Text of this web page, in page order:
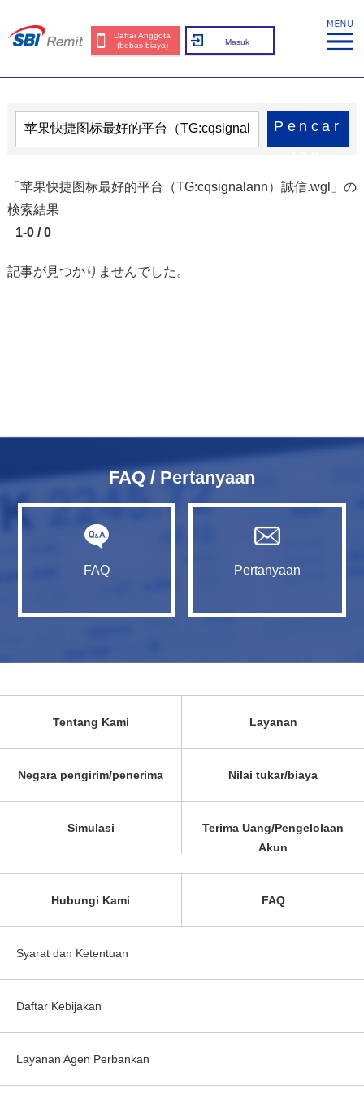
Daftar Anggota
(bebas biaya)
Masuk
Pencar
「苹果快捷图标最好的平台（TG:cqsignalann）誠信.wgl」の
検索結果
1-0 / 0
記事が見つかりませんでした。
FAQ / Pertanyaan
FAQ Pertanyaan
Tentang Kami Layanan
Negara pengirim/penerima Nilai tukar/biaya
Simulasi
Terima Uang/Pengelolaan
Akun
Hubungi Kami FAQ
Syarat dan Ketentuan
Daftar Kebijakan
Layanan Agen Perbankan